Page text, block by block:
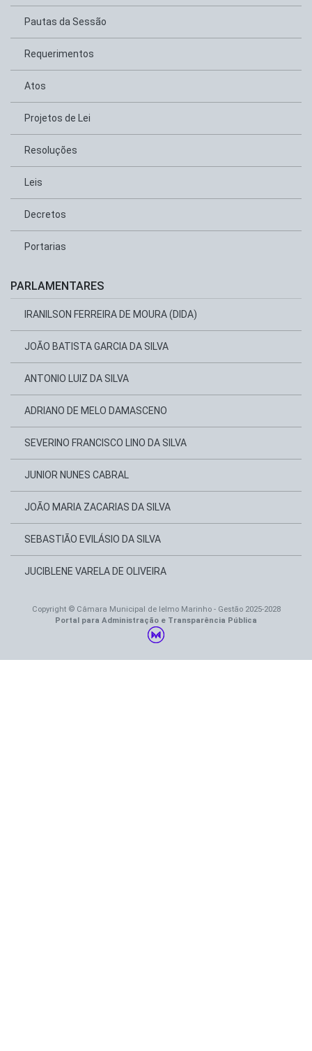
Pautas da Sessão
Requerimentos
Atos
Projetos de Lei
Resoluções
Leis
Decretos
Portarias
PARLAMENTARES
IRANILSON FERREIRA DE MOURA (DIDA)
JOÃO BATISTA GARCIA DA SILVA
ANTONIO LUIZ DA SILVA
ADRIANO DE MELO DAMASCENO
SEVERINO FRANCISCO LINO DA SILVA
JUNIOR NUNES CABRAL
JOÃO MARIA ZACARIAS DA SILVA
SEBASTIÃO EVILÁSIO DA SILVA
JUCIBLENE VARELA DE OLIVEIRA
Copyright © Câmara Municipal de Ielmo Marinho - Gestão 2025-2028
Portal para Administração e Transparência Pública